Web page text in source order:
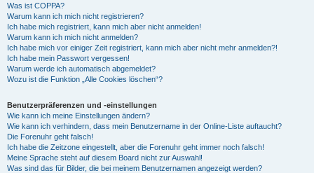
Was ist COPPA?
Warum kann ich mich nicht registrieren?
Ich habe mich registriert, kann mich aber nicht anmelden!
Warum kann ich mich nicht anmelden?
Ich habe mich vor einiger Zeit registriert, kann mich aber nicht mehr anmelden?!
Ich habe mein Passwort vergessen!
Warum werde ich automatisch abgemeldet?
Wozu ist die Funktion „Alle Cookies löschen“?
Benutzerpräferenzen und -einstellungen
Wie kann ich meine Einstellungen ändern?
Wie kann ich verhindern, dass mein Benutzername in der Online-Liste auftaucht?
Die Forenuhr geht falsch!
Ich habe die Zeitzone eingestellt, aber die Forenuhr geht immer noch falsch!
Meine Sprache steht auf diesem Board nicht zur Auswahl!
Was sind das für Bilder, die bei meinem Benutzernamen angezeigt werden?